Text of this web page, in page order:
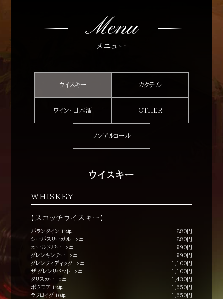
Menu
メニュー
ウイスキー カクテル
ワイン・日本酒 OTHER
ノンアルコール
ウイスキー
WHISKEY
【スコッチウイスキー】
バランタイン 12年
880円
シーバスリーガル 12年
880円
オールドパー 12年
990円
グレンキンチー 12年
990円
グレンフィディック 12年
1,100円
ザ グレンリベット 12年
1,100円
タリスカー 10年
1,430円
ボウモア 12年
1,650円
ラフロイグ 10年
1,650円